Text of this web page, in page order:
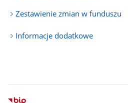
Zestawienie zmian w funduszu
Informacje dodatkowe